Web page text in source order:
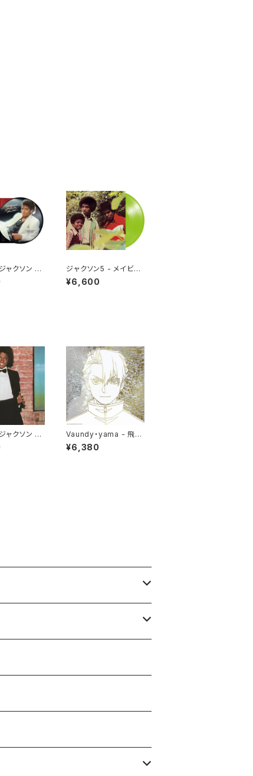
ャクソン -
ジャクソン5 - メイビ
ー・トゥモロー [さよなら
は言わないで](LP重量
¥6,600
ャクソン -
Vaundy・yama - 飛ぶ
時/飛ぼうよ(12")
¥6,380